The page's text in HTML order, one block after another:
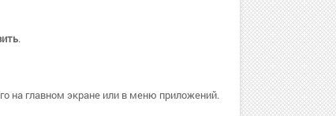
.
на главном экране или в меню приложений.